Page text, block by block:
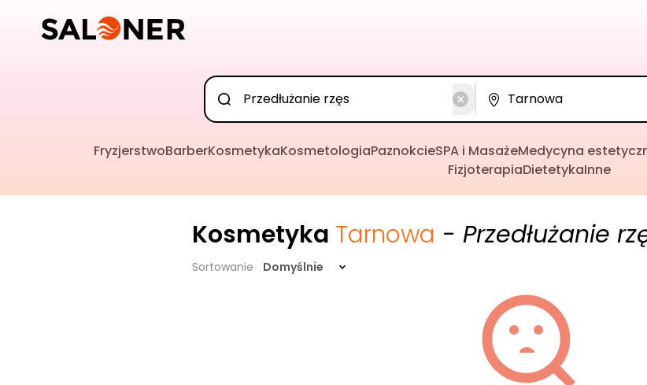
FryzjerstwoBarberKosmetykaKosmetologiaPaznokcieSPA i MasażeMedycyna
FizjoterapiaDietetykaInne
Kosmetyka Tarnowa - Przedłużanie
Sortowanie Domyślnie